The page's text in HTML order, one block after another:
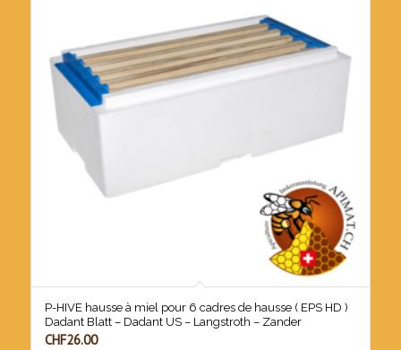
P-HIVE hausse à miel pour 6 cadres de hausse ( EPS HD )
Dadant Blatt – Dadant US – Langstroth – Zander
CHF26.00